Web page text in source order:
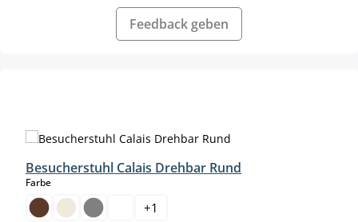
Feedback geben
Besucherstuhl Calais Drehbar Rund
Farbeauswählen
+1